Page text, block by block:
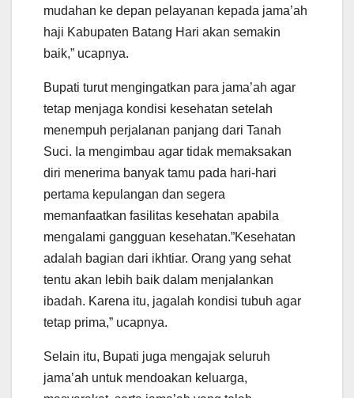
mudahan ke depan pelayanan kepada jama’ah
haji Kabupaten Batang Hari akan semakin
baik,” ucapnya.
Bupati turut mengingatkan para jama’ah agar
tetap menjaga kondisi kesehatan setelah
menempuh perjalanan panjang dari Tanah
Suci. Ia mengimbau agar tidak memaksakan
diri menerima banyak tamu pada hari-hari
pertama kepulangan dan segera
memanfaatkan fasilitas kesehatan apabila
mengalami gangguan kesehatan.”Kesehatan
adalah bagian dari ikhtiar. Orang yang sehat
tentu akan lebih baik dalam menjalankan
ibadah. Karena itu, jagalah kondisi tubuh agar
tetap prima,” ucapnya.
Selain itu, Bupati juga mengajak seluruh
jama’ah untuk mendoakan keluarga,